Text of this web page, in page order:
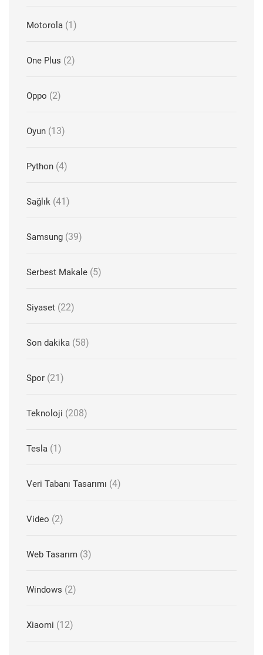
Motorola (1)
One Plus (2)
Oppo (2)
Oyun (13)
Python (4)
Sağlık (41)
Samsung (39)
Serbest Makale (5)
Siyaset (22)
Son dakika (58)
Spor (21)
Teknoloji (208)
Tesla (1)
Veri Tabanı Tasarımı (4)
Video (2)
Web Tasarım (3)
Windows (2)
Xiaomi (12)